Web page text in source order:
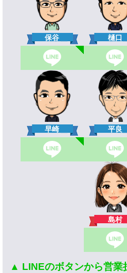
保谷 樋口
早崎 平良
島村
▲ LINEのボタンから営業